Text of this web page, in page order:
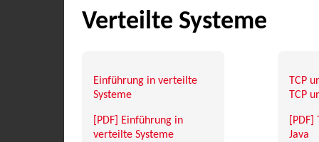
Verteilte Systeme
Einführung in verteilte
Systeme
[PDF] Einführung in
verteilte Systeme
TCP
TCP
Java